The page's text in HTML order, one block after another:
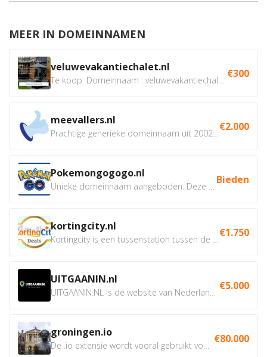
MEER IN DOMEINNAMEN
veluwevakantiechalet.nl €300
meevallers.nl €2.000
Pokemongogogo.nl Bieden
kortingcity.nl €1.750
UITGAANIN.nl €5.000
groningen.io €80.000